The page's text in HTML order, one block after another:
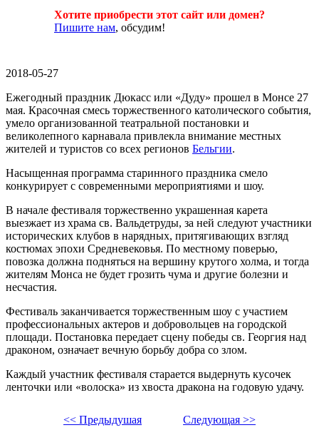
Хотите приобрести этот сайт или домен?
Пишите нам, обсудим!
2018-05-27
Ежегодный праздник Дюкасс или «Дуду» прошел в Монсе 27
мая. Красочная смесь торжественного католического события,
умело организованной театральной постановки и
великолепного карнавала привлекла внимание местных
жителей и туристов со всех регионов Бельгии.
Насыщенная программа старинного праздника смело
конкурирует с современными мероприятиями и шоу.
В начале фестиваля торжественно украшенная карета
выезжает из храма св. Вальдетруды, за ней следуют участники
исторических клубов в нарядных, притягивающих взгляд
костюмах эпохи Средневековья. По местному поверью,
повозка должна подняться на вершину крутого холма, и тогда
жителям Монса не будет грозить чума и другие болезни и
несчастия.
Фестиваль заканчивается торжественным шоу с участием
профессиональных актеров и добровольцев на городской
площади. Постановка передает сцену победы св. Георгия над
драконом, означает вечную борьбу добра со злом.
Каждый участник фестиваля старается выдернуть кусочек
ленточки или «волоска» из хвоста дракона на годовую удачу.
<< Предыдушая Следующая >>